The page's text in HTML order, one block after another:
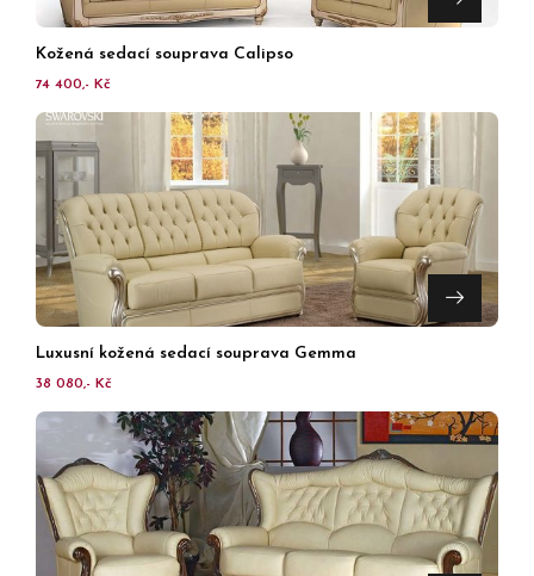
Kožená sedací souprava Calipso
74 400,- Kč
Luxusní kožená sedací souprava Gemma
38 080,- Kč